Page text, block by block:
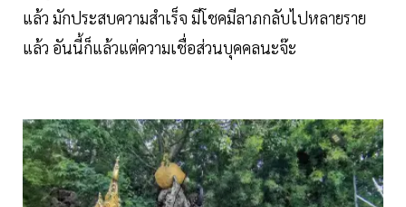
แล้ว มักประสบความสำเร็จ มีโชคมีลาภกลับไปหลายราย
แล้ว อันนี้ก็แล้วแต่ความเชื่อส่วนบุคคลนะจ๊ะ